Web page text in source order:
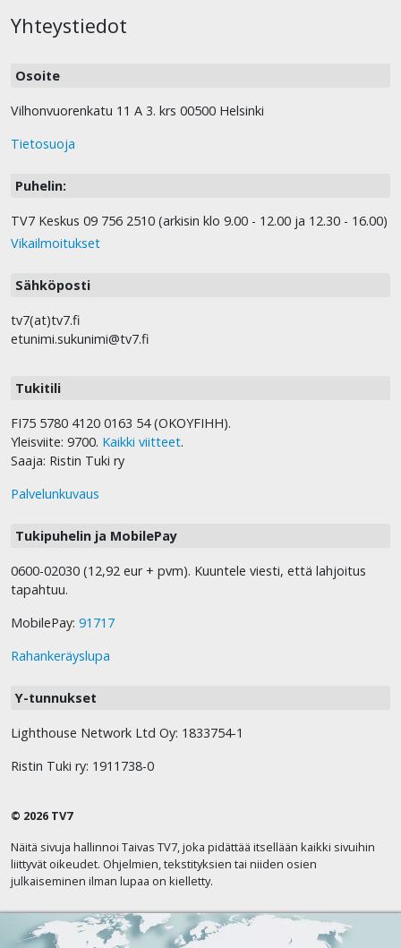
Yhteystiedot
Osoite
Vilhonvuorenkatu 11 A 3. krs 00500 Helsinki
Tietosuoja
Puhelin:
TV7 Keskus 09 756 2510 (arkisin klo 9.00 - 12.00 ja 12.30 - 16.00)
Vikailmoitukset
Sähköposti
tv7(at)tv7.fi
etunimi.sukunimi@tv7.fi
Tukitili
FI75 5780 4120 0163 54 (OKOYFIHH).
Yleisviite: 9700. Kaikki viitteet.
Saaja: Ristin Tuki ry
Palvelunkuvaus
Tukipuhelin ja MobilePay
0600-02030 (12,92 eur + pvm). Kuuntele viesti, että lahjoitus
tapahtuu.
MobilePay: 91717
Rahankeräyslupa
Y-tunnukset
Lighthouse Network Ltd Oy: 1833754-1
Ristin Tuki ry: 1911738-0
© 2026 TV7
Näitä sivuja hallinnoi Taivas TV7, joka pidättää itsellään kaikki sivuihin
liittyvät oikeudet. Ohjelmien, tekstityksien tai niiden osien
julkaiseminen ilman lupaa on kielletty.